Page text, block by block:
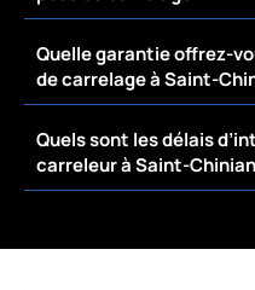
Quelle garantie offrez-
de carrelage à Saint-
Quels sont les délais
carreleur à Saint-